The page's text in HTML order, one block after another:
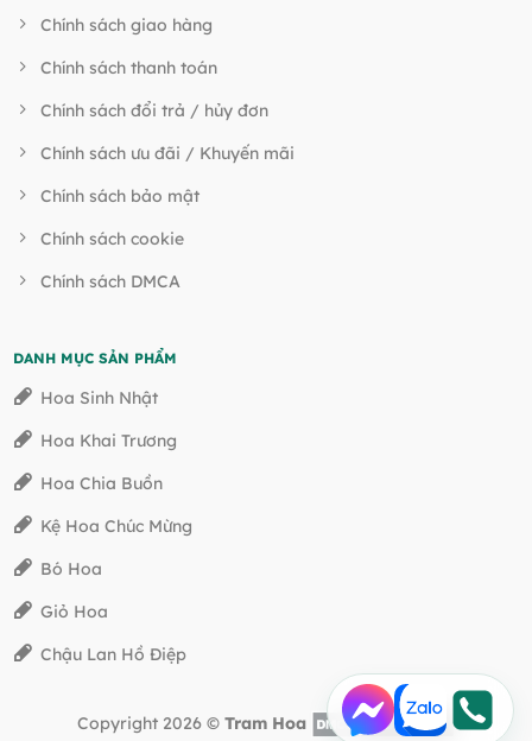
Chính sách giao hàng
Chính sách thanh toán
Chính sách đổi trả / hủy đơn
Chính sách ưu đãi / Khuyến mãi
Chính sách bảo mật
Chính sách cookie
Chính sách DMCA
DANH MỤC SẢN PHẨM
Hoa Sinh Nhật
Hoa Khai Trương
Hoa Chia Buồn
Kệ Hoa Chúc Mừng
Bó Hoa
Giỏ Hoa
Chậu Lan Hồ Điệp
Copyright 2026 © Tram Hoa